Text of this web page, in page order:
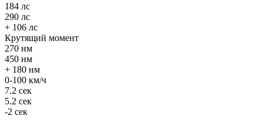
184 лс
290 лс
+ 106 лс
Крутящий момент
270 нм
450 нм
+ 180 нм
0-100 км/ч
7.2 сек
5.2 сек
-2 сек